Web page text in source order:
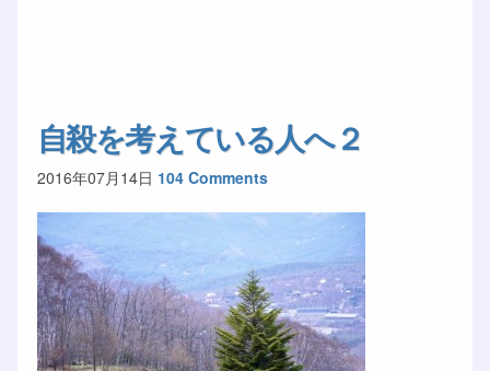
自殺を考えている人へ２
2016年07月14日 104 Comments